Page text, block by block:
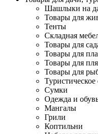
Шашлыки на
Товары для
Тенты
Складная
Товары для
Товары для
Товары для
Товары для
Сумки
Одежда и
Мангалы
Грили
Коптильни